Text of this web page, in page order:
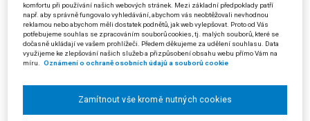
přístrojů do prostor, ve kterých jsou poskytovány určité služby. Rovněž
namítala, že na daný případ je potřeba analogicky aplikovat novelu § 23
autorského zákona, provedenou zákonem č. 81/2005 Sb., podle níž
provozování rozhlasového a televizního vysílání se podle § 18 odst. 3
nepovažuje zpřístupňování díla pomocí přístrojů technicky způsobilých k
služeb spojených s ubytováním, jsou-li tyto přístroje umístěny v prostorách
určených k soukromému užívání ubytovanými osobami“, protože pojmově
není žádný rozdíl mezi přístroji umístěnými v prostorách určených k
komfortu při používání našich webových stránek. Mezi základní předpoklady patří
např. aby správně fungovalo vyhledávání, abychom vás neobtěžovali nevhodnou
reklamou nebo abychom měli dostatek podnětů, jak web vylepšovat. Proto od Vás
potřebujeme souhlas se zpracováním souborů cookies, tj. malých souborů, které se
dočasně ukládají ve vašem prohlížeči. Předem děkujeme za udělení souhlasu. Data
využijeme ke zlepšování našich služeb a přizpůsobení obsahu webu přímo Vám na
míru.
Oznámení o ochraně osobních údajů a souborů cookie
Zamítnout vše kromě nutných cookies